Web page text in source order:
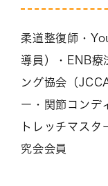
柔道整復師・
導員）・ENB療
ング協会（
ー・関節コンデ
トレッチマス
究会会員